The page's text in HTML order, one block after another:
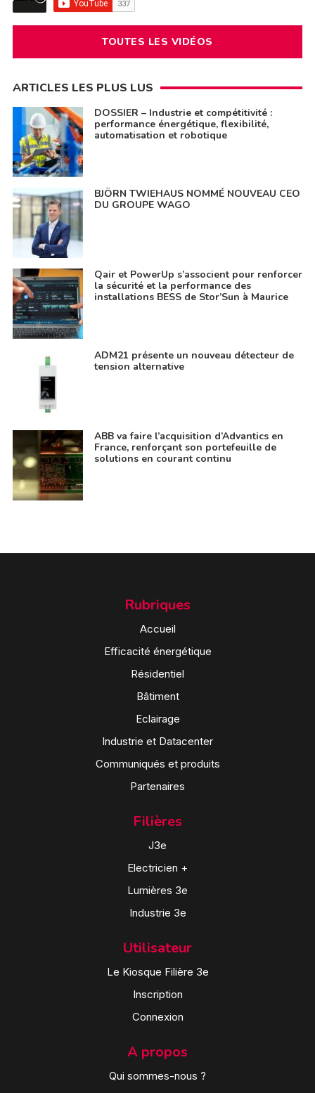
TOUTES LES VIDÉOS
ARTICLES LES PLUS LUS
DOSSIER – Industrie et compétitivité :
performance énergétique, flexibilité,
automatisation et robotique
BJÖRN TWIEHAUS NOMMÉ NOUVEAU CEO
DU GROUPE WAGO
Qair et PowerUp s’associent pour renforcer
la sécurité et la performance des
installations BESS de Stor’Sun à Maurice
ADM21 présente un nouveau détecteur de
tension alternative
ABB va faire l’acquisition d’Advantics en
France, renforçant son portefeuille de
solutions en courant continu
Rubriques
Accueil
Efficacité énergétique
Résidentiel
Bâtiment
Eclairage
Industrie et Datacenter
Communiqués et produits
Partenaires
Filières
J3e
Electricien +
Lumières 3e
Industrie 3e
Utilisateur
Le Kiosque Filière 3e
Inscription
Connexion
A propos
Qui sommes-nous ?